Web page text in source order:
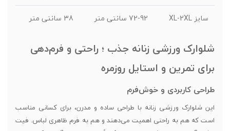
سایز XL-2XL
72-92 سانتی متر 38 سانتی متر
شلوارک ورزشی زنانه جذب ؛ راحتی و فرم‌دهی
برای تمرین و استایل روزمره
طراحی کاربردی و خوش‌فرم
این شلوارک ورزشی زنانه با طراحی ساده و مدرن، برای کسانی مناسب
است که هم به راحتی اهمیت می‌دهند و هم به فرم ظاهری لباس. فیت